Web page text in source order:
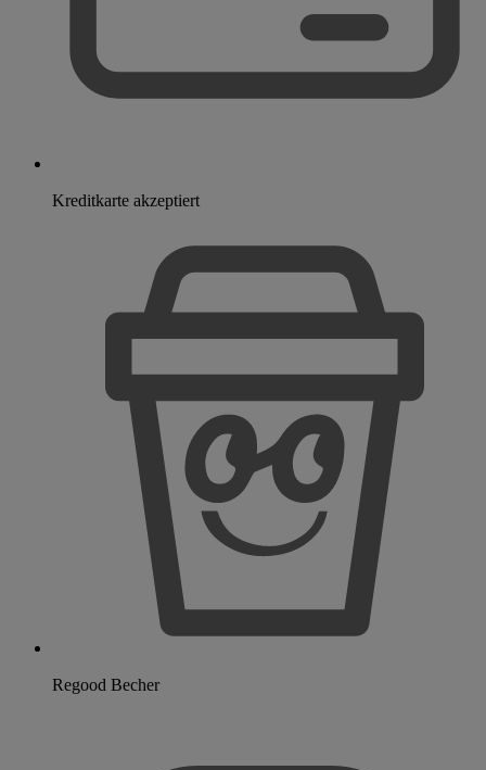
Kreditkarte akzeptiert
Regood Becher